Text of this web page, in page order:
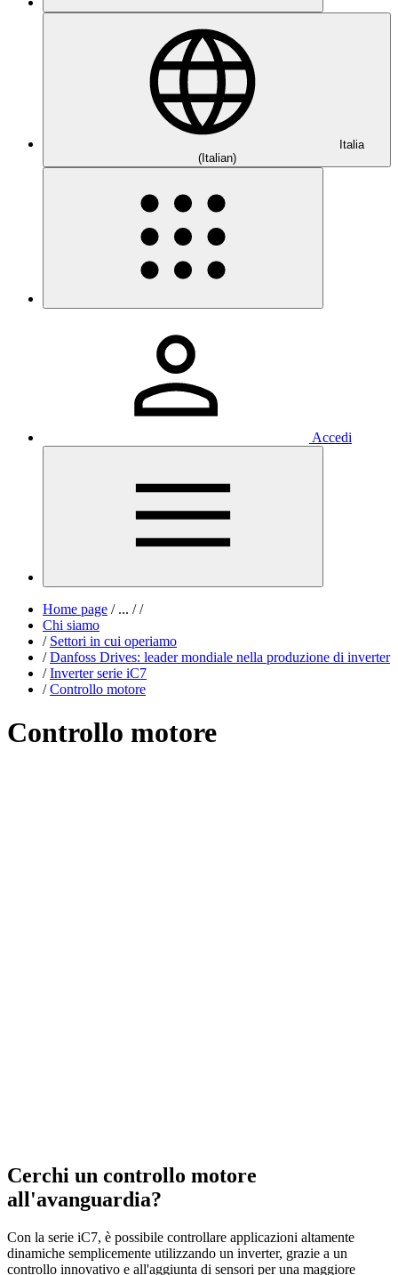
Italia
(Italian)
Accedi
Home page /... / /
Chi siamo
/ Settori in cui operiamo
/ Danfoss Drives: leader mondiale nella produzione di inverter
/ Inverter serie iC7
/ Controllo motore
Controllo motore
Cerchi un controllo motore
all'avanguardia?
Con la serie iC7, è possibile controllare applicazioni altamente
dinamiche semplicemente utilizzando un inverter, grazie a un
controllo innovativo e all'aggiunta di sensori per una maggiore